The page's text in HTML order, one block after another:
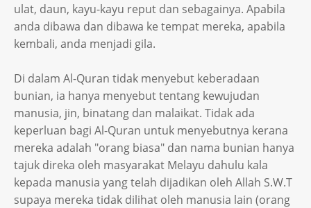
ulat, daun, kayu-kayu reput dan sebagainya. Apabila
anda dibawa dan dibawa ke tempat mereka, apabila
kembali, anda menjadi gila.
Di dalam Al-Quran tidak menyebut keberadaan
bunian, ia hanya menyebut tentang kewujudan
manusia, jin, binatang dan malaikat. Tidak ada
keperluan bagi Al-Quran untuk menyebutnya kerana
mereka adalah "orang biasa" dan nama bunian hanya
tajuk direka oleh masyarakat Melayu dahulu kala
kepada manusia yang telah dijadikan oleh Allah S.W.T
supaya mereka tidak dilihat oleh manusia lain (orang